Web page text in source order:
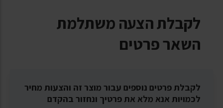
לקבלת הצעה משתלמת
השאר פרטים
לקבלת פרטים נוספים עבור מוצר זה והצעות מחיר
לכמויות אנא מלא את פרטיך ונחזור בהקדם